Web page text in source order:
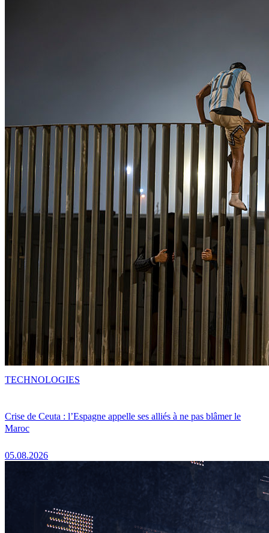
Crise de Ceuta : l’Espagne appelle ses alliés à ne pas blâmer le
Maroc
05.08.2026
TECHNOLOGIES